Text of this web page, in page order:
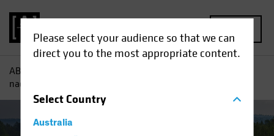
Please select your audience so that we can
direct you to the most appropriate content.
SelectCountry
Australia
AB
nachkaufen – auch bei Multi-Asset-Strategien?